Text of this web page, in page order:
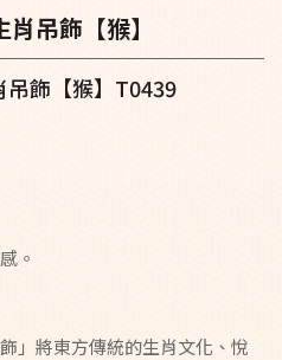
吊飾【猴】
吊飾【猴】T0439
。
」將東方傳統的生肖文化、悅